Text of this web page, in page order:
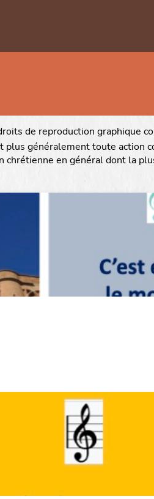
de reproduction graphique
généralement toute action
en général dont la